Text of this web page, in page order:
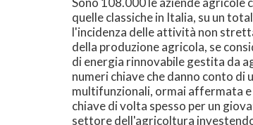
quelle classiche in Italia, su un
l'incidenza delle attività non
della produzione agricola, se
di energia rinnovabile gestita da
numeri chiave che danno conto di
multifunzionali, ormai affermata
chiave di volta spesso per un
settore dell'agricoltura